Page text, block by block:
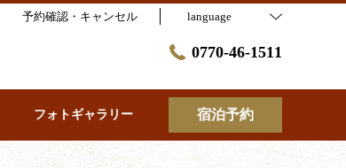
予約確認・キャンセル language
0770-46-1511
フォトギャラリー 宿泊予約